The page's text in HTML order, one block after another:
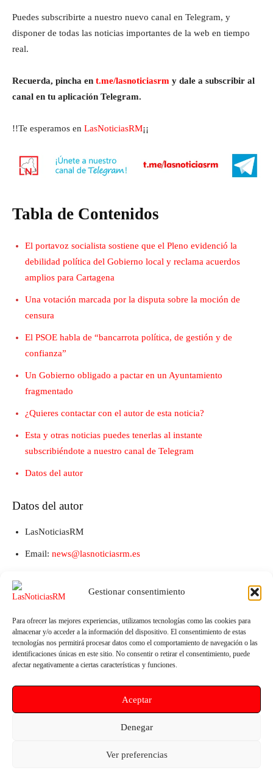
Gestionar consentimiento
Para ofrecer las mejores experiencias, utilizamos tecnologías como las cookies para
almacenar y/o acceder a la información del dispositivo. El consentimiento de estas
tecnologías nos permitirá procesar datos como el comportamiento de navegación o las
identificaciones únicas en este sitio. No consentir o retirar el consentimiento, puede
afectar negativamente a ciertas características y funciones.
Aceptar
Denegar
Ver preferencias
Puedes subscribirte a nuestro nuevo canal en Telegram, y
disponer de todas las noticias importantes de la web en tiempo
real.
Recuerda, pincha en t.me/lasnoticiasrm y dale a subscribir al
canal en tu aplicación Telegram.
!!Te esperamos en LasNoticiasRM¡¡
Tabla de Contenidos
El portavoz socialista sostiene que el Pleno evidenció la
debilidad política del Gobierno local y reclama acuerdos
amplios para Cartagena
Una votación marcada por la disputa sobre la moción de
censura
El PSOE habla de “bancarrota política, de gestión y de
confianza”
Un Gobierno obligado a pactar en un Ayuntamiento
fragmentado
¿Quieres contactar con el autor de esta noticia?
Esta y otras noticias puedes tenerlas al instante
subscribiéndote a nuestro canal de Telegram
Datos del autor
Datos del autor
LasNoticiasRM
Email: news@lasnoticiasrm.es
Artículo anterior
prometido contra el calor en las
Artículo siguiente
UGT alerta de una posible ola